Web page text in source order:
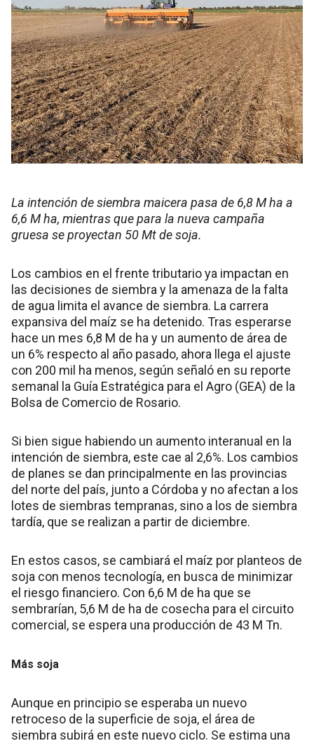
La intención de siembra maicera pasa de 6,8 M ha a
6,6 M ha, mientras que para la nueva campaña
gruesa se proyectan 50 Mt de soja.
Los cambios en el frente tributario ya impactan en
las decisiones de siembra y la amenaza de la falta
de agua limita el avance de siembra. La carrera
expansiva del maíz se ha detenido. Tras esperarse
hace un mes 6,8 M de ha y un aumento de área de
un 6% respecto al año pasado, ahora llega el ajuste
con 200 mil ha menos, según señaló en su reporte
semanal la Guía Estratégica para el Agro (GEA) de la
Bolsa de Comercio de Rosario.
Si bien sigue habiendo un aumento interanual en la
intención de siembra, este cae al 2,6%. Los cambios
de planes se dan principalmente en las provincias
del norte del país, junto a Córdoba y no afectan a los
lotes de siembras tempranas, sino a los de siembra
tardía, que se realizan a partir de diciembre.
En estos casos, se cambiará el maíz por planteos de
soja con menos tecnología, en busca de minimizar
el riesgo financiero. Con 6,6 M de ha que se
sembrarían, 5,6 M de ha de cosecha para el circuito
comercial, se espera una producción de 43 M Tn.
Más soja
Aunque en principio se esperaba un nuevo
retroceso de la superficie de soja, el área de
siembra subirá en este nuevo ciclo. Se estima una